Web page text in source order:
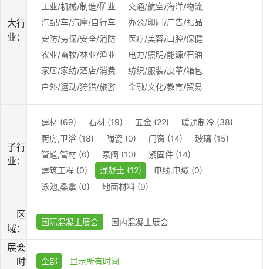
大行
业：
工业/机械/制造/矿业
交通/航空/海洋/物流
汽配/车/汽摩/自行车
办公/印刷/广告/礼品
安防/劳保/安全/消防
医疗/美容/口腔/保健
农业/畜牧/林业/渔业
电力/照明/能源/石油
家居/家纺/酒店/消费
纺织/服装/皮革/箱包
户外/运动/狩猎/旅游
金融/文化/教育/贸易
子行
业：
建材 (69) 石材 (19) 五金 (22)
暖通制冷 (38)
厨房,卫浴 (18)
陶瓷 (0) 门窗 (14)
玻璃 (15)
管道,管材 (6)
泵阀 (10)
紧固件 (14)
建筑工程 (0)
混凝土 (12)
电线,电缆 (0)
泳池,桑拿 (0)
地面材料 (9)
区
域：
国际混凝土展会 国内混凝土展会
展会
时
全部 显示所有时间